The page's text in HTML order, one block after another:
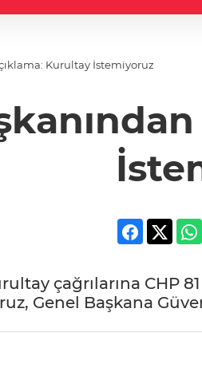
Kurultay İstemiyoruz
çağrılarına CHP 81
Genel Başkana